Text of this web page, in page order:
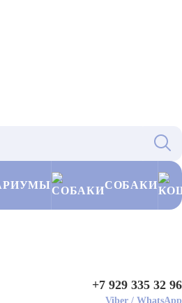
СОБАКИ
+7 929 335 32 96
Viber / WhatsApp